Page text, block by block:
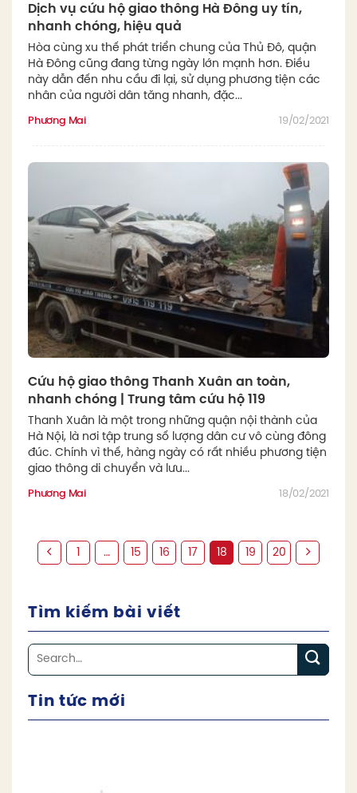
Dịch vụ cứu hộ giao thông Hà Đông uy tín,
nhanh chóng, hiệu quả
Hòa cùng xu thế phát triển chung của Thủ Đô, quận
Hà Đông cũng đang từng ngày lớn mạnh hơn. Điều
này dẫn đến nhu cầu đi lại, sử dụng phương tiện các
nhân của người dân tăng nhanh, đặc...
Phương Mai 19/02/2021
Cứu hộ giao thông Thanh Xuân an toàn,
nhanh chóng | Trung tâm cứu hộ 119
Thanh Xuân là một trong những quận nội thành của
Hà Nội, là nơi tập trung số lượng dân cư vô cùng đông
đúc. Chính vì thế, hàng ngày có rất nhiều phương tiện
giao thông di chuyển và lưu...
Phương Mai 18/02/2021
1 … 15 16 17 18 19 20
Tìm kiếm bài viết
Tin tức mới